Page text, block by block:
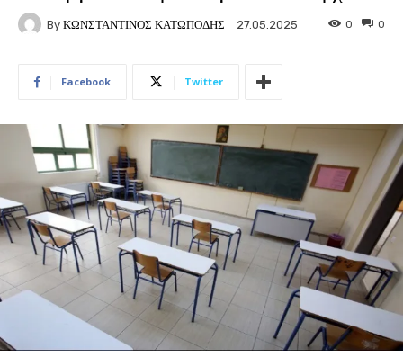
By ΚΩΝΣΤΑΝΤΙΝΟΣ ΚΑΤΩΠΟΔΗΣ 27.05.2025 0
0
Facebook Twitter